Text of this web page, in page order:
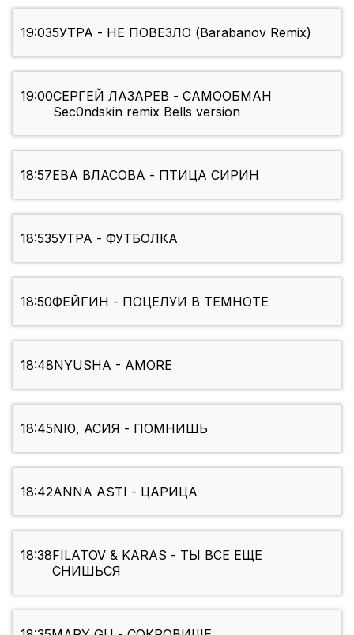
19:035УТРА - НЕ ПОВЕЗЛО (Barabanov Remix)
19:00СЕРГЕЙ ЛАЗАРЕВ - САМООБМАН
Sec0ndskin remix Bells version
18:57ЕВА ВЛАСОВА - ПТИЦА СИРИН
18:535УТРА - ФУТБОЛКА
18:50ФЕЙГИН - ПОЦЕЛУИ В ТЕМНОТЕ
18:48NYUSHA - AMORE
18:45NЮ, АСИЯ - ПОМНИШЬ
18:42ANNA ASTI - ЦАРИЦА
18:38FILATOV & KARAS - ТЫ ВСЕ ЕЩЕ
СНИШЬСЯ